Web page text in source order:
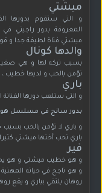
ميشتي
و التي ستقوم بدورها
المعروفة بدور
ميشتي فتاة لطيفة جدا و
والدها كونال
بسبب تركه لها و هي
تؤمن بالحب و لديها خطيب ،
باري
و التي ستلعب دورها الفنانة
بدور سانج في مسلسل
و باري لا تؤمن بالحب بسبب
باري تحب أختها ميشتي كثيرا
فير
و هو خطيب ميشتي و هو يحب
و هو ناجح في حياته
روهان يلتقي بباري و يقع